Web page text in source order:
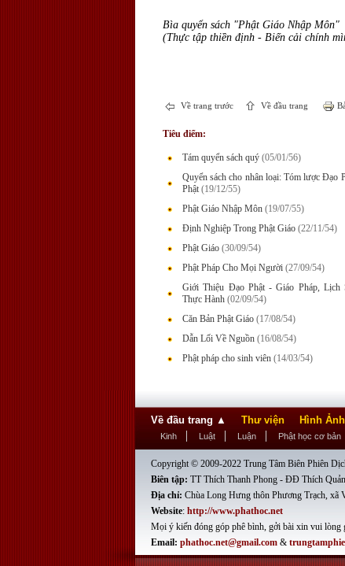
Bìa quyển sách "Phật Giáo Nhập Môn"
(Thực tập thiền định - Biến cải chính
Về trang trước Về đầu trang
Tiêu điểm:
Tám quyển sách quý (05/01/56)
Quyển sách cho nhân loại: Tóm lược Đạo
Phật (19/12/55)
Phật Giáo Nhập Môn (19/07/55)
Định Nghiệp Trong Phật Giáo (22/11/54)
Phật Giáo (30/09/54)
Phật Pháp Cho Mọi Người (27/09/54)
Giới Thiệu Đạo Phật - Giáo Pháp, Lịch
Thực Hành (02/09/54)
Căn Bản Phật Giáo (17/08/54)
Dẫn Lối Về Nguồn (16/08/54)
Phật pháp cho sinh viên (14/03/54)
Về đầu trang ▲ Thư viện Hình Ảnh
Kinh Luật Luận Phật học cơ bản
Copyright © 2009-2022 Trung Tâm Biên Phiên
Biên tập: TT Thích Thanh Phong - ĐĐ Thích
Địa chỉ: Chùa Long Hưng thôn Phương Trạch,
Website: http://www.phathoc.net
Mọi ý kiến đóng góp phê bình, gởi bài xin vui lòng
Email: phathoc.net@gmail.com &